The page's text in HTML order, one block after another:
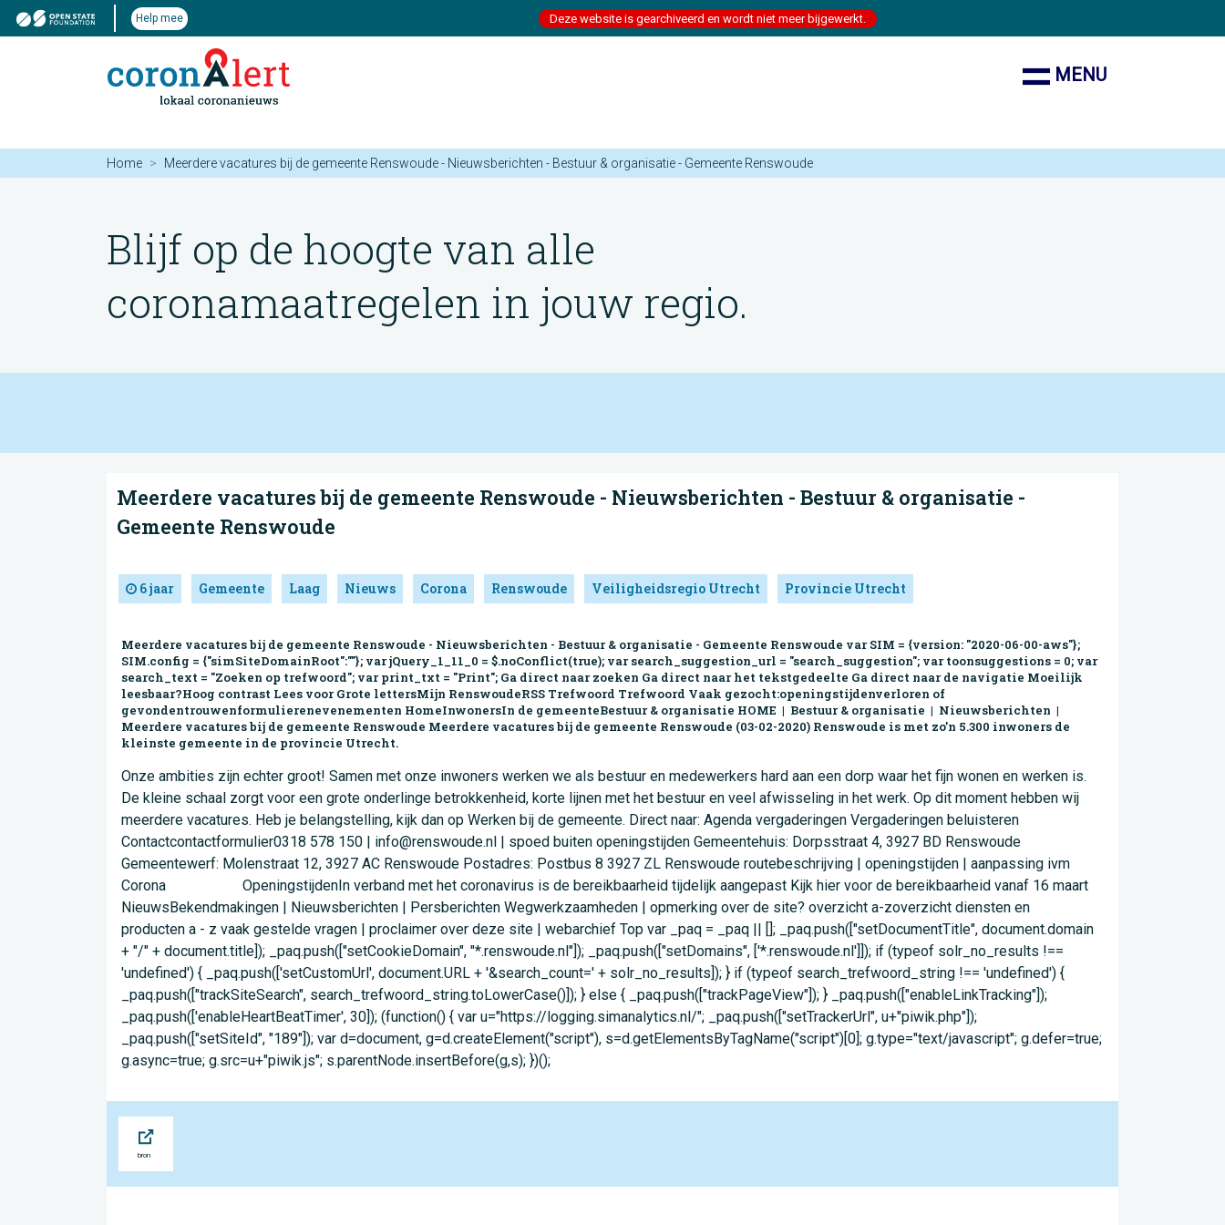
Help mee Deze website is gearchiveerd en wordt niet meer bijgewerkt.
MENU
Home Meerdere vacatures bij de gemeente Renswoude - Nieuwsberichten - Bestuur & organisatie - Gemeente Renswoude
Blijf op de hoogte van alle
coronamaatregelen in jouw regio.
Meerdere vacatures bij de gemeente Renswoude - Nieuwsberichten - Bestuur & organisatie -
Gemeente Renswoude
6 jaar Gemeente Laag Nieuws Corona Renswoude Veiligheidsregio Utrecht Provincie Utrecht
Meerdere vacatures bij de gemeente Renswoude - Nieuwsberichten - Bestuur & organisatie - Gemeente Renswoude var SIM = {version: "2020-06-00-aws"};
SIM.config = {"simSiteDomainRoot":""}; var jQuery_1_11_0 = $.noConflict(true); var search_suggestion_url = "search_suggestion"; var toonsuggestions = 0; var
search_text = "Zoeken op trefwoord"; var print_txt = "Print"; Ga direct naar zoeken Ga direct naar het tekstgedeelte Ga direct naar de navigatie Moeilijk
leesbaar?Hoog contrast Lees voor Grote lettersMijn RenswoudeRSS Trefwoord Trefwoord Vaak gezocht:openingstijdenverloren of
gevondentrouwenformulierenevenementen HomeInwonersIn de gemeenteBestuur & organisatie HOME | Bestuur & organisatie | Nieuwsberichten |
Meerdere vacatures bij de gemeente Renswoude Meerdere vacatures bij de gemeente Renswoude (03-02-2020) Renswoude is met zo’n 5.300 inwoners de
kleinste gemeente in de provincie Utrecht.
Onze ambities zijn echter groot! Samen met onze inwoners werken we als bestuur en medewerkers hard aan een dorp waar het fijn wonen en werken is.
De kleine schaal zorgt voor een grote onderlinge betrokkenheid, korte lijnen met het bestuur en veel afwisseling in het werk. Op dit moment hebben wij
meerdere vacatures. Heb je belangstelling, kijk dan op Werken bij de gemeente. Direct naar: Agenda vergaderingen Vergaderingen beluisteren
Contactcontactformulier0318 578 150 | info@renswoude.nl | spoed buiten openingstijden Gemeentehuis: Dorpsstraat 4, 3927 BD Renswoude
Gemeentewerf: Molenstraat 12, 3927 AC Renswoude Postadres: Postbus 8 3927 ZL Renswoude routebeschrijving | openingstijden | aanpassing ivm
Corona OpeningstijdenIn verband met het coronavirus is de bereikbaarheid tijdelijk aangepast Kijk hier voor de bereikbaarheid vanaf 16 maart
NieuwsBekendmakingen | Nieuwsberichten | Persberichten Wegwerkzaamheden | opmerking over de site? overzicht a-zoverzicht diensten en
producten a - z vaak gestelde vragen | proclaimer over deze site | webarchief Top var _paq = _paq || []; _paq.push(["setDocumentTitle", document.domain
+ "/" + document.title]); _paq.push(["setCookieDomain", "*.renswoude.nl"]); _paq.push(["setDomains", ['*.renswoude.nl']]); if (typeof solr_no_results !==
'undefined') { _paq.push(['setCustomUrl', document.URL + '&search_count=' + solr_no_results]); } if (typeof search_trefwoord_string !== 'undefined') {
_paq.push(["trackSiteSearch", search_trefwoord_string.toLowerCase()]); } else { _paq.push(["trackPageView"]); } _paq.push(["enableLinkTracking"]);
_paq.push(['enableHeartBeatTimer', 30]); (function() { var u="https://logging.simanalytics.nl/"; _paq.push(["setTrackerUrl", u+"piwik.php"]);
_paq.push(["setSiteId", "189"]); var d=document, g=d.createElement("script"), s=d.getElementsByTagName("script")[0]; g.type="text/javascript"; g.defer=true;
g.async=true; g.src=u+"piwik.js"; s.parentNode.insertBefore(g,s); })();